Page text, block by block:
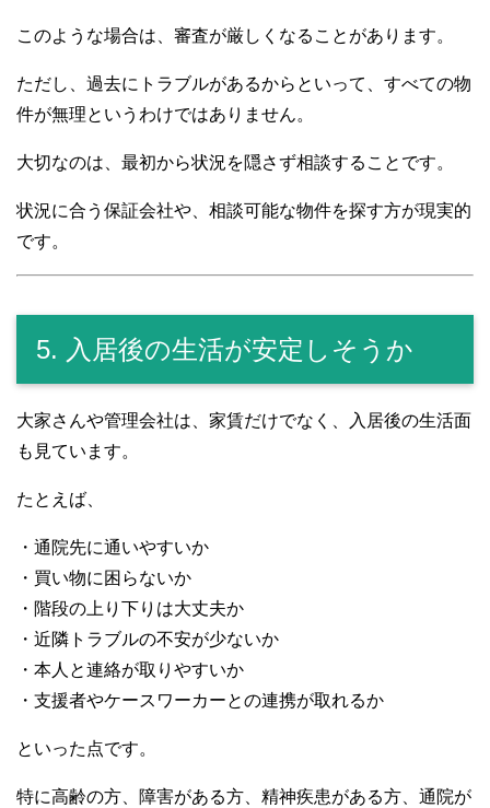
このような場合は、審査が厳しくなることがあります。
ただし、過去にトラブルがあるからといって、すべての物
件が無理というわけではありません。
大切なのは、最初から状況を隠さず相談することです。
状況に合う保証会社や、相談可能な物件を探す方が現実的
です。
5. 入居後の生活が安定しそうか
大家さんや管理会社は、家賃だけでなく、入居後の生活面
も見ています。
たとえば、
・通院先に通いやすいか
・買い物に困らないか
・階段の上り下りは大丈夫か
・近隣トラブルの不安が少ないか
・本人と連絡が取りやすいか
・支援者やケースワーカーとの連携が取れるか
といった点です。
特に高齢の方、障害がある方、精神疾患がある方、通院が